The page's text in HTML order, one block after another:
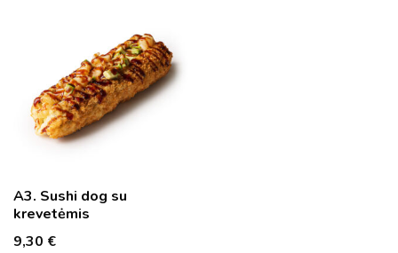
A3. Sushi dog su
krevetėmis
9,30 €